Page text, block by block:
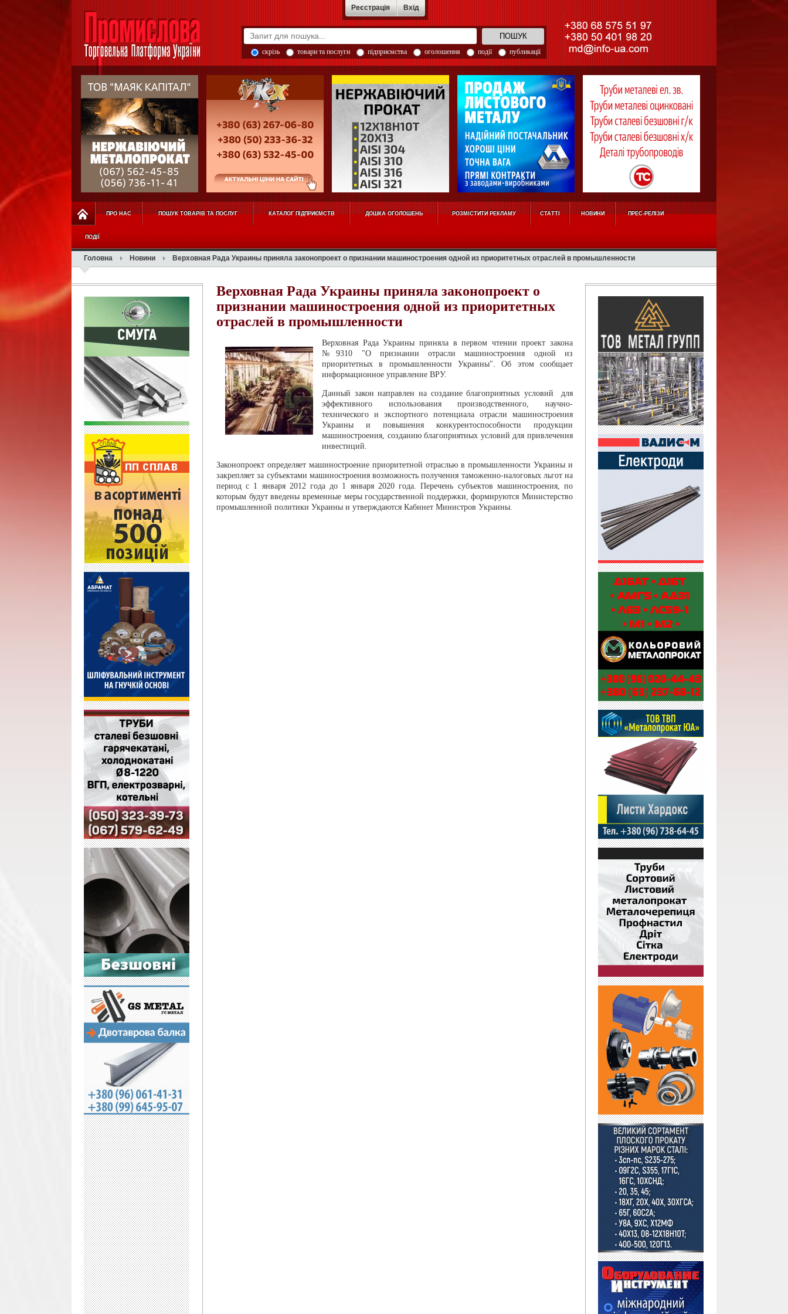
Реєстрація Вхід
скрізь товари та послуги підприємства оголошення події публикації
ПРО НАС ПОШУК ТОВАРІВ ТА ПОСЛУГ КАТАЛОГ ПІДПРИЄМСТВ ДОШКА ОГОЛОШЕНЬ РОЗМІСТИТИ РЕКЛАМУ СТАТТІ НОВИНИ ПРЕС-РЕЛІЗИ
ПОДІЇ
Головна Новини Верховная Рада Украины приняла законопроект о признании машиностроения одной из приоритетных отраслей в промышленности
Верховная Рада Украины приняла законопроект о
признании машиностроения одной из приоритетных
отраслей в промышленности
Верховная Рада Украины приняла в первом чтении проект закона
№9310 "О признании отрасли машиностроения одной из
приоритетных в промышленности Украины". Об этом сообщает
информационное управление ВРУ.
Данный закон направлен на создание благоприятных условий для
эффективного использования производственного, научно-
технического и экспортного потенциала отрасли машиностроения
Украины и повышения конкурентоспособности продукции
машиностроения, созданию благоприятных условий для привлечения
инвестиций.
Законопроект определяет машиностроение приоритетной отраслью в промышленности Украины и
закрепляет за субъектами машиностроения возможность получения таможенно-налоговых льгот на
период с 1 января 2012 года до 1 января 2020 года. Перечень субъектов машиностроения, по
которым будут введены временные меры государственной поддержки, формируются Министерство
промышленной политики Украины и утверждаются Кабинет Министров Украины.